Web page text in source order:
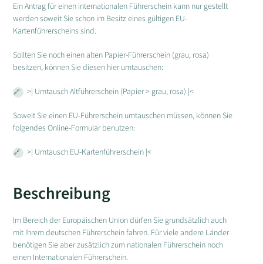
Ein Antrag für einen internationalen Führerschein kann nur gestellt
werden soweit Sie schon im Besitz eines gültigen EU-
Kartenführerscheins sind.
Sollten Sie noch einen alten Papier-Führerschein (grau, rosa)
besitzen, können Sie diesen hier umtauschen:
>| Umtausch Altführerschein (Papier > grau, rosa) |<
Soweit Sie einen EU-Führerschein umtauschen müssen, können Sie
folgendes Online-Formular benutzen:
>| Umtausch EU-Kartenführerschein |<
Beschreibung
Im Bereich der Europäischen Union dürfen Sie grundsätzlich auch
mit Ihrem deutschen Führerschein fahren. Für viele andere Länder
benötigen Sie aber zusätzlich zum nationalen Führerschein noch
einen Internationalen Führerschein.